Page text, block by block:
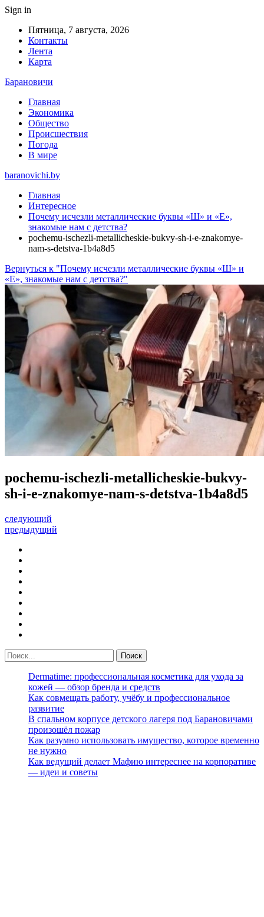
Sign in
Пятница, 7 августа, 2026
Контакты
Лента
Карта
Барановичи
Главная
Экономика
Общество
Происшествия
Погода
В мире
baranovichi.by
Главная
Интересное
Почему исчезли металлические буквы «Ш» и «Е»,
знакомые нам с детства?
pochemu-ischezli-metallicheskie-bukvy-sh-i-e-znakomye-
nam-s-detstva-1b4a8d5
Вернуться к "Почему исчезли металлические буквы «Ш» и
«Е», знакомые нам с детства?"
pochemu-ischezli-metallicheskie-bukvy-
sh-i-e-znakomye-nam-s-detstva-1b4a8d5
следующий
предыдущий
Dermatime: профессиональная косметика для ухода за
кожей — обзор бренда и средств
Как совмещать работу, учёбу и профессиональное
развитие
В спальном корпусе детского лагеря под Барановичами
произошёл пожар
Как разумно использовать имущество, которое временно
не нужно
Как ведущий делает Мафию интереснее на корпоративе
— идеи и советы